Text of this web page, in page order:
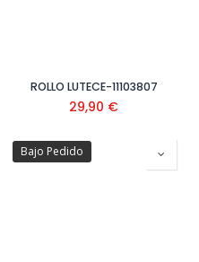
ROLLO LUTECE-11103807
29,90 €
Bajo Pedido